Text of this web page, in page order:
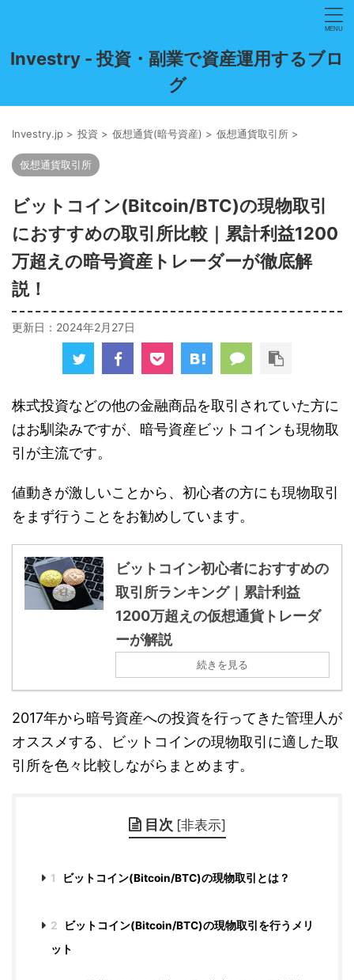
Investry - 投資・副業で資産運用するブロ
グ
Investry.jp > 投資 > 仮想通貨(暗号資産) > 仮想通貨取引所 >
仮想通貨取引所
ビットコイン(Bitcoin/BTC)の現物取引
におすすめの取引所比較｜累計利益1200
万超えの暗号資産トレーダーが徹底解
説！
更新日： 2024年2月27日
株式投資などの他の金融商品を取引されていた方に
はお馴染みですが、暗号資産ビットコインも現物取
引が主流です。
値動きが激しいことから、初心者の方にも現物取引
をまず行うことをお勧めしています。
ビットコイン初心者におすすめの
取引所ランキング｜累計利益
1200万超えの仮想通貨トレーダ
ーが解説
続きを見る
2017年から暗号資産への投資を行ってきた管理人が
オススメする、ビットコインの現物取引に適した取
引所を色々比較しながらまとめます。
目次 [非表示]
1 ビットコイン(Bitcoin/BTC)の現物取引とは？
2
ビットコイン(Bitcoin/BTC)の現物取引を行うメリ
ット